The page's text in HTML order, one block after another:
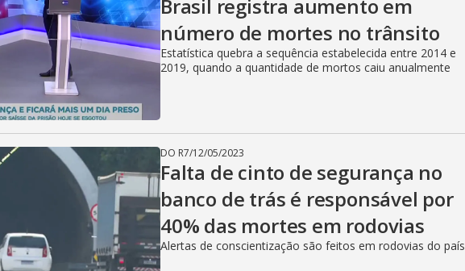
Brasil registra aumento em
número de mortes no trânsito
Estatística quebra a sequência estabelecida entre 2014 e
2019, quando a quantidade de mortos caiu anualmente
DO R7/12/05/2023
Falta de cinto de segurança no
banco de trás é responsável por
40% das mortes em rodovias
Alertas de conscientização são feitos em rodovias do país